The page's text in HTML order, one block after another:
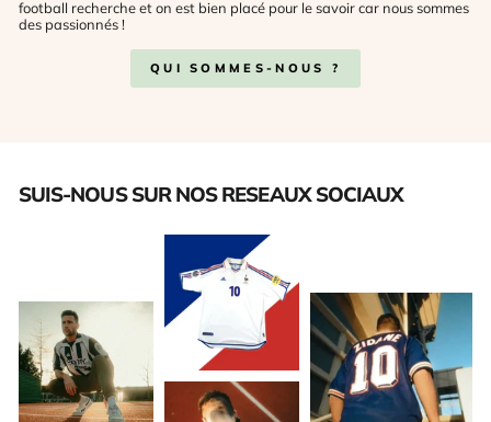
football recherche et on est bien placé pour le savoir car nous sommes
des passionnés !
QUI SOMMES-NOUS ?
SUIS-NOUS SUR NOS RESEAUX SOCIAUX